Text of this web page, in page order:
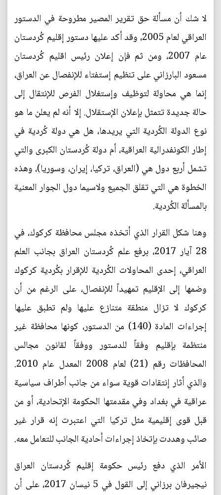
لا شك أن مسألة حق تقرير المصير مطروحة في الدستور
العراقي لعام 2005، وقد أكد عليها دستور إقليم كُردستان
عام 2007، ومن ثم فإن إعلان رئيس اقليم كُردستان
مسعود البارزاني على تنظيم إستفتاء للإنفصال عن العراق،
إنما هي محاولة لتوظيف وإستغلال الفرص للإنتقال إلى
حالة جديدة تتمثل بإعلان الإستقلال. إلا أنه لم يعلن ما هو
نوع الدولة الكُردية التي يريدها، هل هي دولة كُردية في
إطار الكونفدرالية العراقية، أم دولة كُردستان الكبرى والتي
تشمل أربع دول هي (العراق، تركيا، إيران، وسوريا)، وهذه
الخطوة هي التي تقلق الجميع ولاسيما دول الجوار المعنية
بالمسألة الكُردية.
وهنا شكل القرار الذي أتخذه مجلس محافظة كركوك، في
28 آيار 2017، برفع علم كُردستان العراق بجانب العلم
العراقي، إحدى المحاولات الكُردية للإقرار بكُردية كركوك
وضمها إلى الإقليم تمهيداً للإنفصال، على الرغم من أن
كركوك لا تزال منطقة متنازع عليها ولم تطبق عليها
إجراءات المادة (140) من الدستور، كونها محافظة غير
منتظمة بإقليم وفقاً للدستور ووفقاً لقانون مجالس
المحافظات رقم (21) لعام 2008 المعدل عام 2010.
والذي أثار إنتقادات قوية سواء من جانب أطراف سياسية
عراقية في بغداد وفي مقدمتها الحكومة الإتحادية، أو من
قبل قوى إقليمية مثل تركيا التي اعتبرت إنه قرار غير
صائب وهددت بإتخاذ إجراءات أحادية الجانب للتعامل معه.
الأمر الذي دفع رئيس حكومة إقليم كُردستان العراق
نيجيرفان برزاني إلى القول في 5 نيسان 2017، على أن